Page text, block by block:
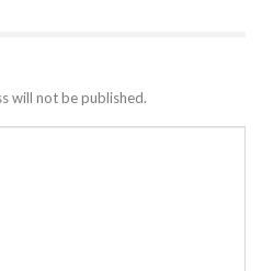
will not be published.